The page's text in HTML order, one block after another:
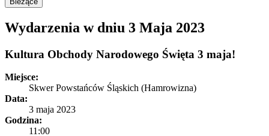
Wydarzenia w dniu 3 Maja 2023
Kultura Obchody Narodowego Święta 3 maja!
Miejsce:
Skwer Powstańców Śląskich (Hamrowizna)
Data:
3 maja 2023
Godzina:
11:00